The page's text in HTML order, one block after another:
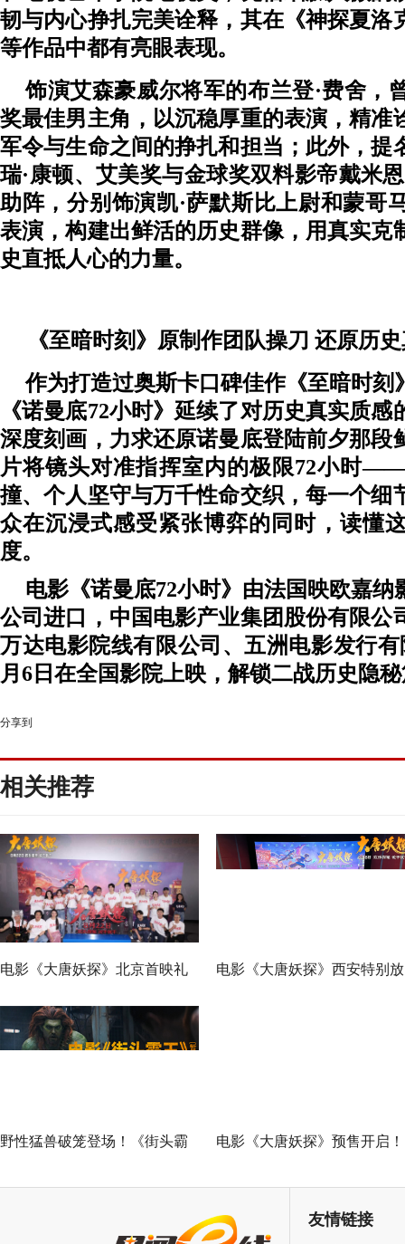
韧与内心挣扎完美诠释， 其在《神探夏洛
等作品中都有亮眼表现。
饰演艾森豪威尔将军的布兰登·费舍，
奖最佳男主角 ， 以沉稳厚重的表演 ，精准
军令与生命之间的挣扎和担当；此外，提
瑞·康顿、艾美奖与金球奖双料影帝戴米恩
助阵，分别饰演凯·萨默斯比上尉和蒙哥
表演，构建出鲜活的历史群像，用真实克
史直抵人心的力量。
《至暗时刻 》原制作团队操刀 还原历
作为打造过奥斯卡口碑佳作《至暗时刻
《诺曼底72小时》延续了对历史真实质感
深度刻画，力求还原诺曼底登陆前夕那段
片将镜头对准指挥室内的极限72小时——
撞、个人坚守与万千性命交织，每一个细
众在沉浸式感受紧张博弈的同时，读懂
度。
电影《诺曼底72小时》由法国映欧嘉
公司进口，中国电影产业集团股份有限公
万达电影院线有限公司、五洲电影发行
月6 日在全国影院上映，解锁二战历史隐
分享到
相关推荐
电影《大唐妖探》北京首映礼
欢乐探案获观众盛赞：“夯！”
电影《大唐妖探》西安特别放
野性猛兽破笼登场！《街头霸 电影《大唐妖探》预售开启！
邀你共赴探案之旅友情链接